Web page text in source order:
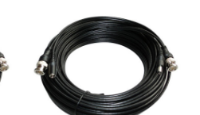
(1 avis)